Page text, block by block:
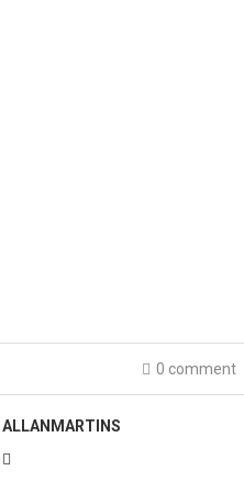
0 comment
ALLANMARTINS